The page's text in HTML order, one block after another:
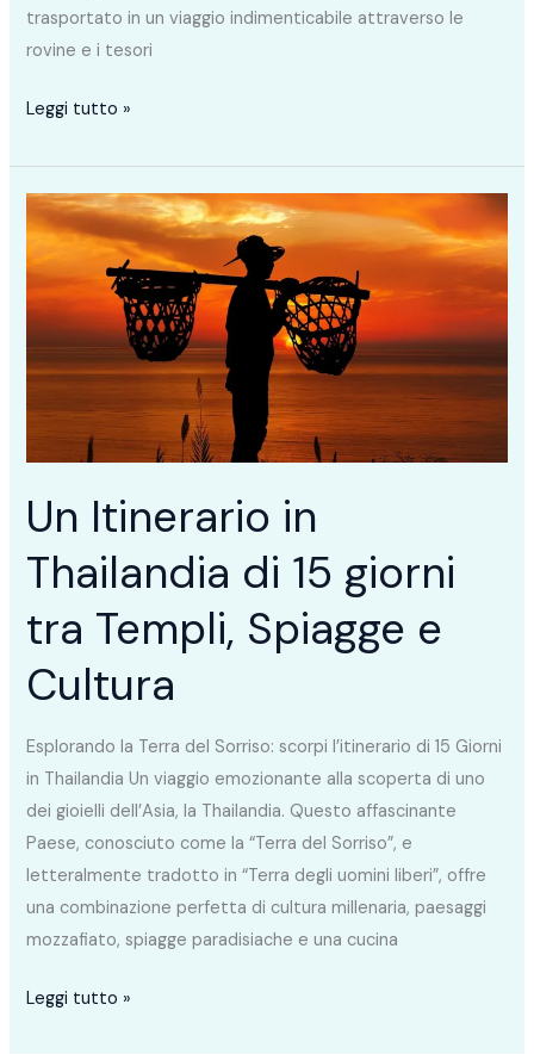
trasportato in un viaggio indimenticabile attraverso le
rovine e i tesori
Leggi tutto »
Un Itinerario in
Thailandia di 15 giorni
tra Templi, Spiagge e
Cultura
Esplorando la Terra del Sorriso: scorpi l’itinerario di 15 Giorni
in Thailandia Un viaggio emozionante alla scoperta di uno
dei gioielli dell’Asia, la Thailandia. Questo affascinante
Paese, conosciuto come la “Terra del Sorriso”, e
letteralmente tradotto in “Terra degli uomini liberi”, offre
una combinazione perfetta di cultura millenaria, paesaggi
mozzafiato, spiagge paradisiache e una cucina
Un
Itinerario
in
Thailandia
di
15
Templi,
Spiagge
e
Cultura
Leggi tutto »